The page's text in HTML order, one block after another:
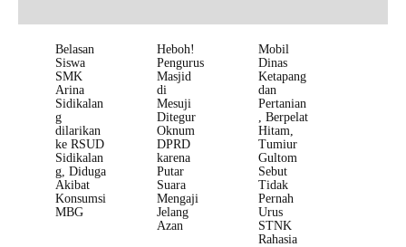
Belasan
Siswa
SMK
Arina
Sidikalan
g
dilarikan
ke RSUD
Sidikalan
g, Diduga
Akibat
Konsumsi
MBG
Heboh!
Pengurus
Masjid
di
Mesuji
Ditegur
Oknum
DPRD
karena
Putar
Suara
Mengaji
Jelang
Azan
Mobil
Dinas
Ketapang
dan
Pertanian
, Berpelat
Hitam,
Tumiur
Gultom
Sebut
Tidak
Pernah
Urus
STNK
Rahasia